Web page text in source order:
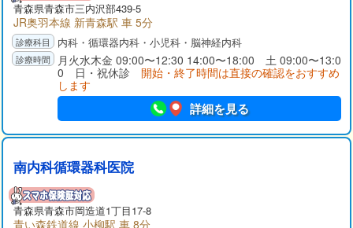
青森県青森市三内沢部439-5
JR奥羽本線 新青森駅 車 5分
内科・循環器内科・小児科・脳神経内科
月火水木金 09:00〜12:30 14:00〜18:00 土 09:00〜13:0
0 日・祝休診 開始・終了時間は直接の確認をおすすめ
します
詳細を見る
南内科循環器科医院
青森県青森市岡造道1丁目17-8
青い森鉄道線 小柳駅 車 8分